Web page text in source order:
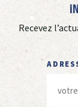
Recevez